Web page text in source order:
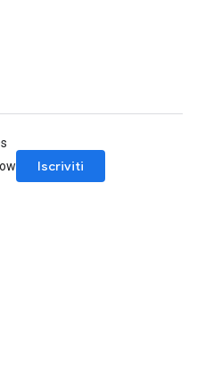
Iscriviti